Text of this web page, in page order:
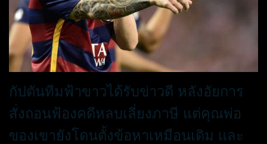
กัปตันทีมฟ้าขาวได้รับข่าวดี หลังอัยการ
สั่งถอนฟ้องคดีหลบเลี่ยงภาษี แต่คุณพ่อ
ของเขายังโดนตั้งข้อหาเหมือนเดิม และ